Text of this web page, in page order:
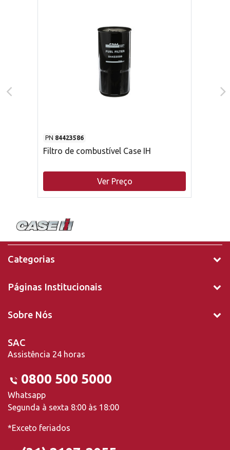
PN 84423586
Filtro de combustível Case IH
Ver Preço
Categorias
Páginas Institucionais
Sobre Nós
SAC
Assistência 24 horas
0800 500 5000
Whatsapp
Segunda à sexta 8:00 às 18:00
*Exceto feriados